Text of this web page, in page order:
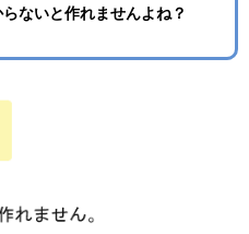
ないと作れませんよね？